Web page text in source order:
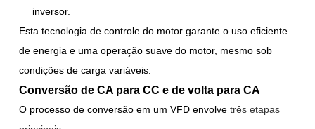
inversor.
Esta tecnologia de controle do motor garante o uso eficiente
de energia e uma operação suave do motor, mesmo sob
condições de carga variáveis.
Conversão de CA para CC e de volta para CA
O processo de conversão em um VFD envolve três etapas